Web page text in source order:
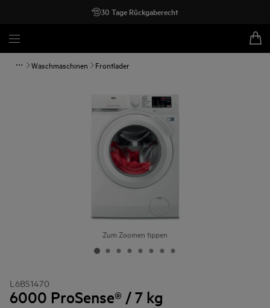
30 Tage Rückgaberecht
Waschmaschinen Frontlader
Zum Zoomen tippen
L6B51470
6000 ProSense® / 7 kg